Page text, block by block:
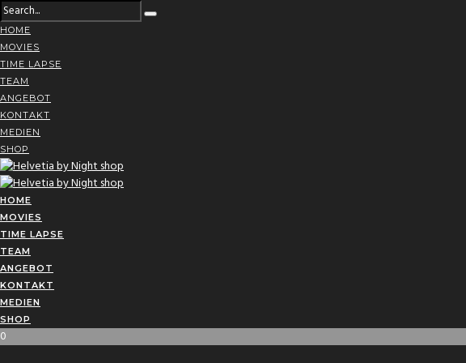
HOME
MOVIES
TIME LAPSE
TEAM
ANGEBOT
KONTAKT
MEDIEN
SHOP
HOME
MOVIES
TIME LAPSE
TEAM
ANGEBOT
KONTAKT
MEDIEN
SHOP
0